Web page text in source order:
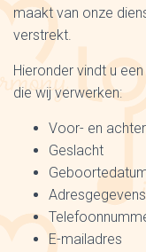
maakt van onze
verstrekt.
Hieronder vindt u
die wij verwerken:
Voor- en
Geslacht
Adresgegevens
E-mailadres